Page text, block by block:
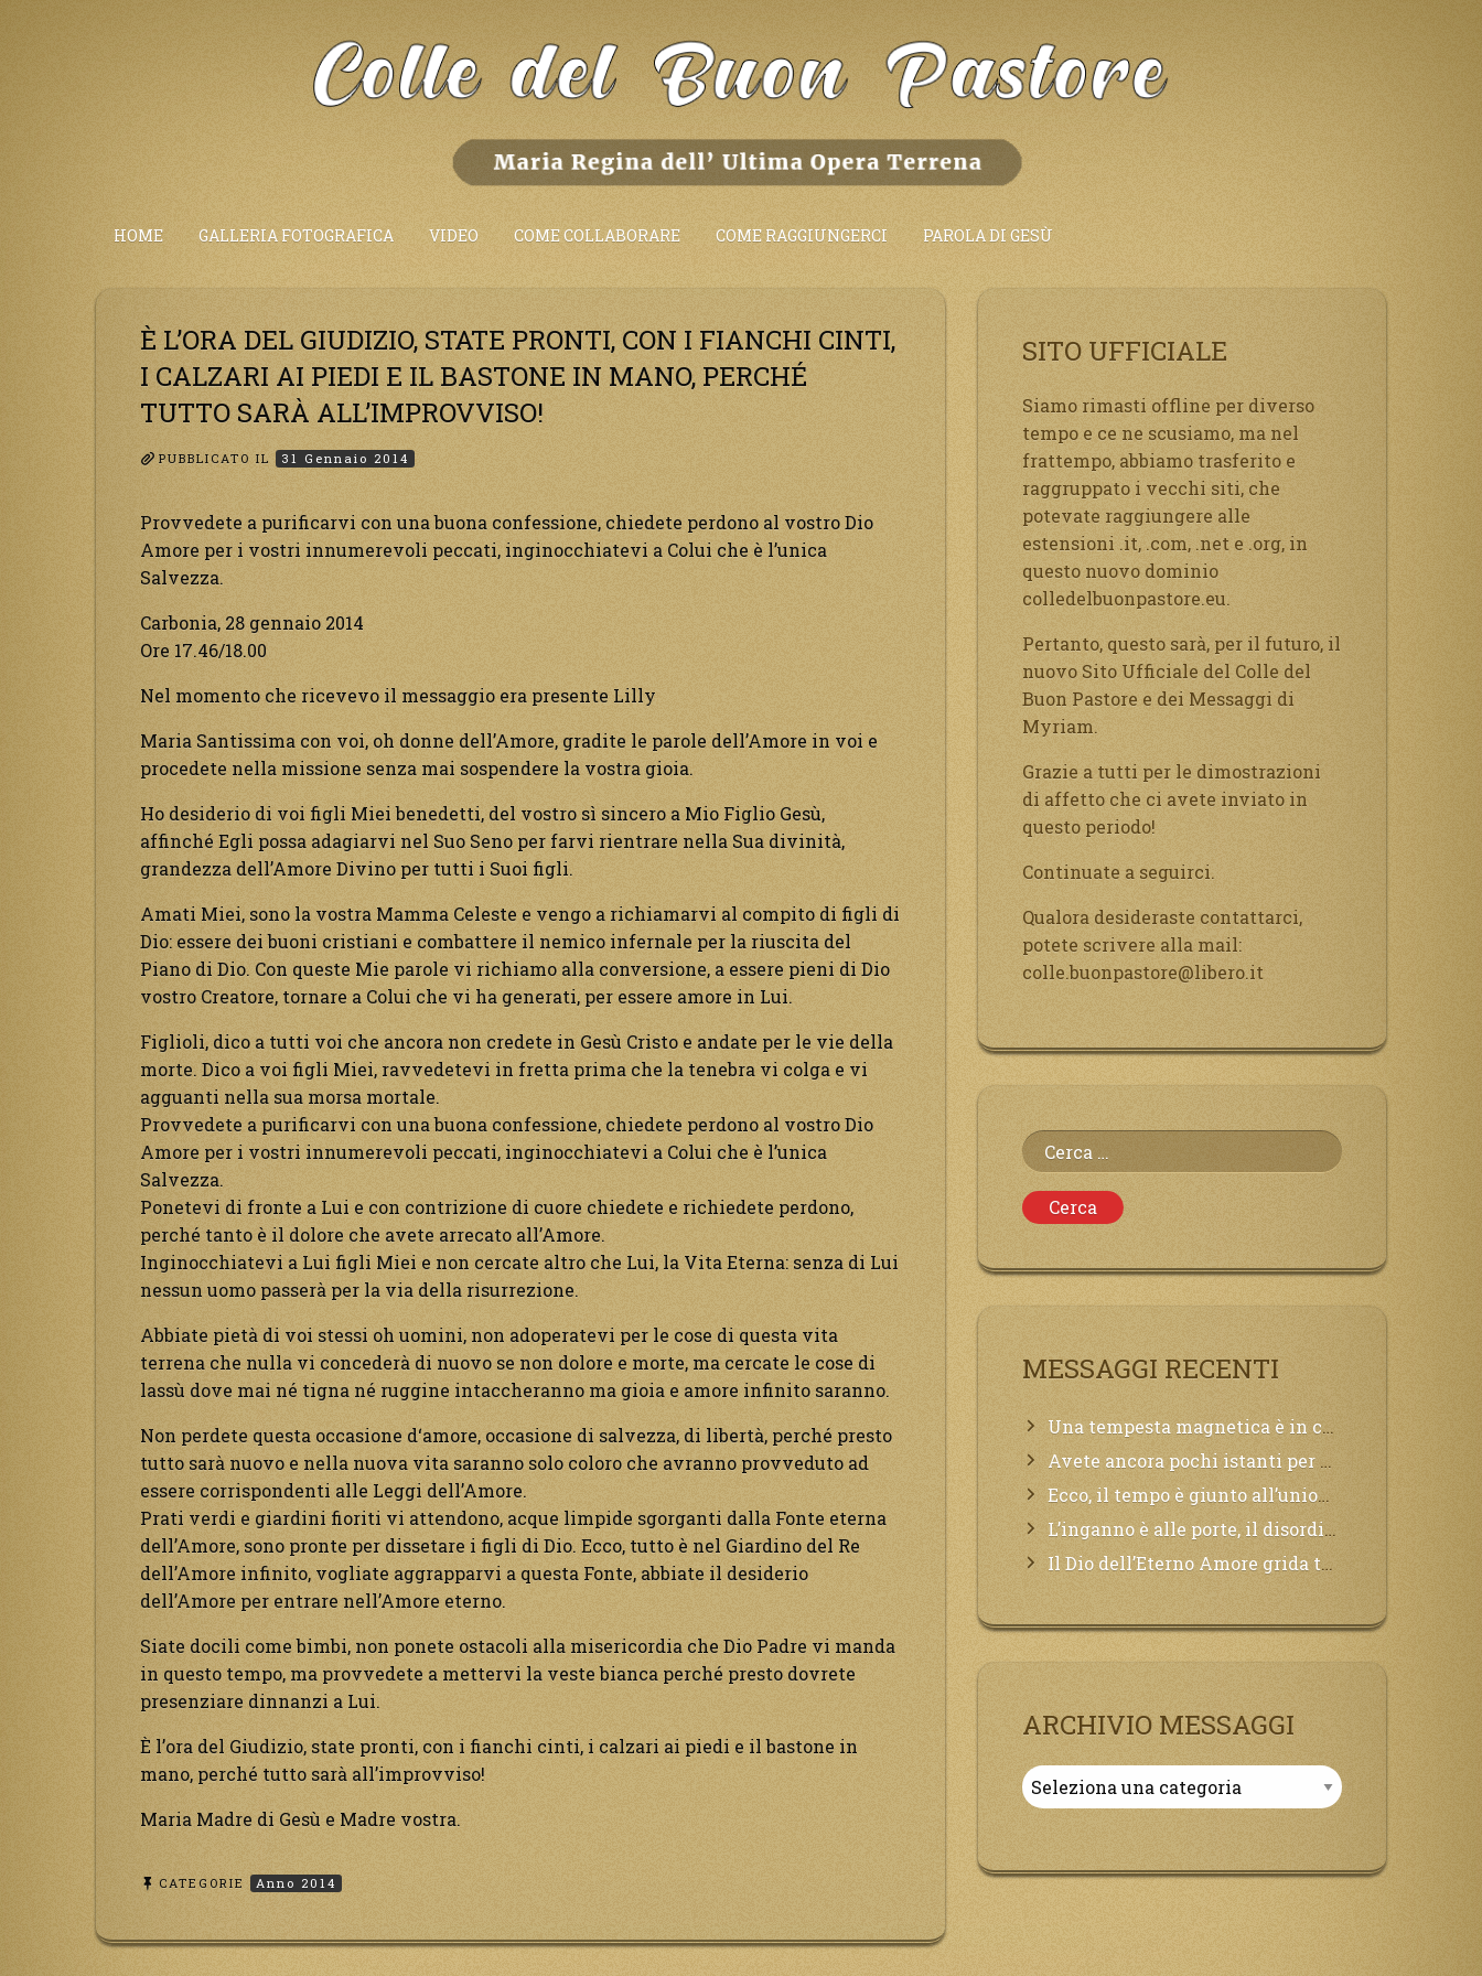
HOME GALLERIA FOTOGRAFICA VIDEO COME COLLABORARE COME RAGGIUNGERCI PAROLA DI GESÙ
È L’ORA DEL GIUDIZIO, STATE PRONTI, CON I FIANCHI CINTI,
I CALZARI AI PIEDI E IL BASTONE IN MANO, PERCHÉ
TUTTO SARÀ ALL’IMPROVVISO!
PUBBLICATO IL 31 Gennaio 2014
Provvedete a purificarvi con una buona confessione, chiedete perdono al vostro Dio
Amore per i vostri innumerevoli peccati, inginocchiatevi a Colui che è l’unica
Salvezza.
Carbonia, 28 gennaio 2014
Ore 17.46/18.00
Nel momento che ricevevo il messaggio era presente Lilly
Maria Santissima con voi, oh donne dell’Amore, gradite le parole dell’Amore in voi e
procedete nella missione senza mai sospendere la vostra gioia.
Ho desiderio di voi figli Miei benedetti, del vostro sì sincero a Mio Figlio Gesù,
affinché Egli possa adagiarvi nel Suo Seno per farvi rientrare nella Sua divinità,
grandezza dell’Amore Divino per tutti i Suoi figli.
Amati Miei, sono la vostra Mamma Celeste e vengo a richiamarvi al compito di figli di
Dio: essere dei buoni cristiani e combattere il nemico infernale per la riuscita del
Piano di Dio. Con queste Mie parole vi richiamo alla conversione, a essere pieni di Dio
vostro Creatore, tornare a Colui che vi ha generati, per essere amore in Lui.
Figlioli, dico a tutti voi che ancora non credete in Gesù Cristo e andate per le vie della
morte. Dico a voi figli Miei, ravvedetevi in fretta prima che la tenebra vi colga e vi
agguanti nella sua morsa mortale.
Provvedete a purificarvi con una buona confessione, chiedete perdono al vostro Dio
Amore per i vostri innumerevoli peccati, inginocchiatevi a Colui che è l’unica
Salvezza.
Ponetevi di fronte a Lui e con contrizione di cuore chiedete e richiedete perdono,
perché tanto è il dolore che avete arrecato all’Amore.
Inginocchiatevi a Lui figli Miei e non cercate altro che Lui, la Vita Eterna: senza di Lui
nessun uomo passerà per la via della risurrezione.
Abbiate pietà di voi stessi oh uomini, non adoperatevi per le cose di questa vita
terrena che nulla vi concederà di nuovo se non dolore e morte, ma cercate le cose di
lassù dove mai né tigna né ruggine intaccheranno ma gioia e amore infinito saranno.
Non perdete questa occasione d‘amore, occasione di salvezza, di libertà, perché presto
tutto sarà nuovo e nella nuova vita saranno solo coloro che avranno provveduto ad
essere corrispondenti alle Leggi dell’Amore.
Prati verdi e giardini fioriti vi attendono, acque limpide sgorganti dalla Fonte eterna
dell’Amore, sono pronte per dissetare i figli di Dio. Ecco, tutto è nel Giardino del Re
dell’Amore infinito, vogliate aggrapparvi a questa Fonte, abbiate il desiderio
dell’Amore per entrare nell’Amore eterno.
Siate docili come bimbi, non ponete ostacoli alla misericordia che Dio Padre vi manda
in questo tempo, ma provvedete a mettervi la veste bianca perché presto dovrete
presenziare dinnanzi a Lui.
È l’ora del Giudizio, state pronti, con i fianchi cinti, i calzari ai piedi e il bastone in
mano, perché tutto sarà all’improvviso!
Maria Madre di Gesù e Madre vostra.
CATEGORIE Anno 2014
SITO UFFICIALE
Siamo rimasti offline per diverso
tempo e ce ne scusiamo, ma nel
frattempo, abbiamo trasferito e
raggruppato i vecchi siti, che
potevate raggiungere alle
estensioni .it, .com, .net e .org, in
questo nuovo dominio
colledelbuonpastore.eu.
Pertanto, questo sarà, per il futuro, il
nuovo Sito Ufficiale del Colle del
Buon Pastore e dei Messaggi di
Myriam.
Grazie a tutti per le dimostrazioni
di affetto che ci avete inviato in
questo periodo!
Continuate a seguirci.
Qualora desideraste contattarci,
potete scrivere alla mail:
colle.buonpastore@libero.it
Ricerca
per:
MESSAGGI RECENTI
Una tempesta magnetica è in corso, questa generazione patirà. Il black out non tarderà ad arrivare e tutta la Terra sarà oscurata.
Avete ancora pochi istanti per convertirvi, non perdete tempo, la sciagura arriverà all’improvviso e per chi non si sarà preparato saranno dolori.
Ecco, il tempo è giunto all’unione del Padre con il figlio, non avete che da attendere pochissimo.
L’inganno è alle porte, il disordine degli ordinati urlerà perdono, ma sarà troppo tardi, il tradimento è stato grande!
Il Dio dell’Eterno Amore grida tutto il Suo bene per i Suoi,richiama a Sé i lontani, affinché si pentano e tornino a Lui:
ARCHIVIO MESSAGGI
Archivio
Messaggi